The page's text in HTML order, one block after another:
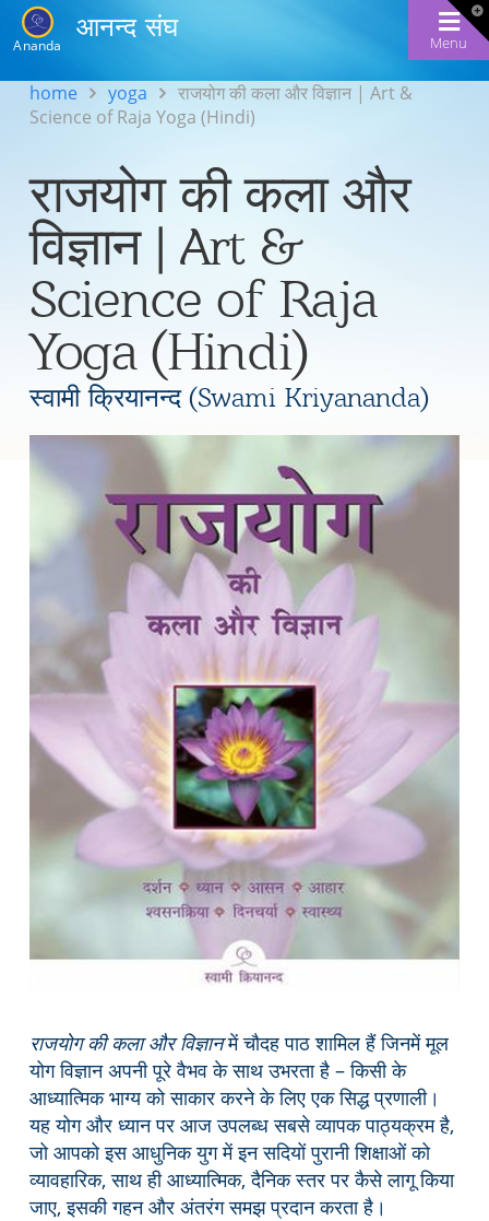
Ananda
आनन्द संघ
Menu
home yoga
राजयोग की कला और विज्ञान | Art &
Science of Raja Yoga (Hindi)
राजयोग की कला और
विज्ञान | Art &
Science of Raja
Yoga (Hindi)
स्वामी क्रियानन्द (Swami Kriyananda)
राजयोग की कला और विज्ञानमें चौदह पाठ शामिल हैं जिनमें मूल
योग विज्ञान अपनी पूरे वैभव के साथ उभरता है – किसी के
आध्यात्मिक भाग्य को साकार करने के लिए एक सिद्ध प्रणाली।
यह योग और ध्यान पर आज उपलब्ध सबसे व्यापक पाठ्यक्रम है,
जो आपको इस आधुनिक युग में इन सदियों पुरानी शिक्षाओं को
व्यावहारिक, साथ ही आध्यात्मिक, दैनिक स्तर पर कैसे लागू किया
जाए, इसकी गहन और अंतरंग समझ प्रदान करता है।